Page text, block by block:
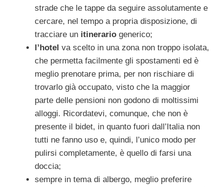
strade che le tappe da seguire assolutamente e
cercare, nel tempo a propria disposizione, di
tracciare un itinerario generico;
l’hotel va scelto in una zona non troppo isolata,
che permetta facilmente gli spostamenti ed è
meglio prenotare prima, per non rischiare di
trovarlo già occupato, visto che la maggior
parte delle pensioni non godono di moltissimi
alloggi. Ricordatevi, comunque, che non è
presente il bidet, in quanto fuori dall’Italia non
tutti ne fanno uso e, quindi, l’unico modo per
pulirsi completamente, è quello di farsi una
doccia;
sempre in tema di albergo, meglio preferire